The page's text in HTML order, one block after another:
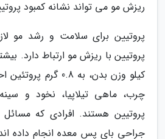
ریزش مو می تواند نشانه کمبود
پروتیین برای سلامت و رشد مو
پروتیین با ریزش مو ارتباط دارد.
کیلو وزن بدن، به 0.8
چرب، ماهی تیلاپیا، نخود و
پروتیین هستند. افرادی که
جراحی بای پس معده انجام داده